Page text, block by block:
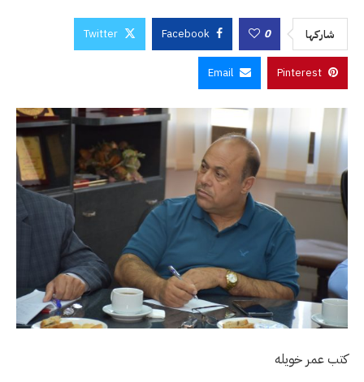
شاركها 0
Facebook
Twitter
Pinterest
Email
كتب عمر خويله